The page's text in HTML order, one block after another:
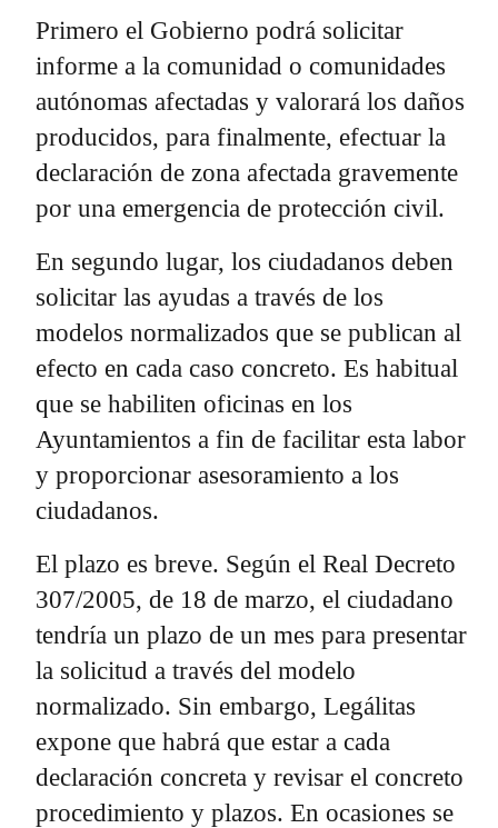
Primero el Gobierno podrá solicitar
informe a la comunidad o comunidades
autónomas afectadas y valorará los daños
producidos, para finalmente, efectuar la
declaración de zona afectada gravemente
por una emergencia de protección civil.
En segundo lugar, los ciudadanos deben
solicitar las ayudas a través de los
modelos normalizados que se publican al
efecto en cada caso concreto. Es habitual
que se habiliten oficinas en los
Ayuntamientos a fin de facilitar esta labor
y proporcionar asesoramiento a los
ciudadanos.
El plazo es breve. Según el Real Decreto
307/2005, de 18 de marzo, el ciudadano
tendría un plazo de un mes para presentar
la solicitud a través del modelo
normalizado. Sin embargo, Legálitas
expone que habrá que estar a cada
declaración concreta y revisar el concreto
procedimiento y plazos. En ocasiones se